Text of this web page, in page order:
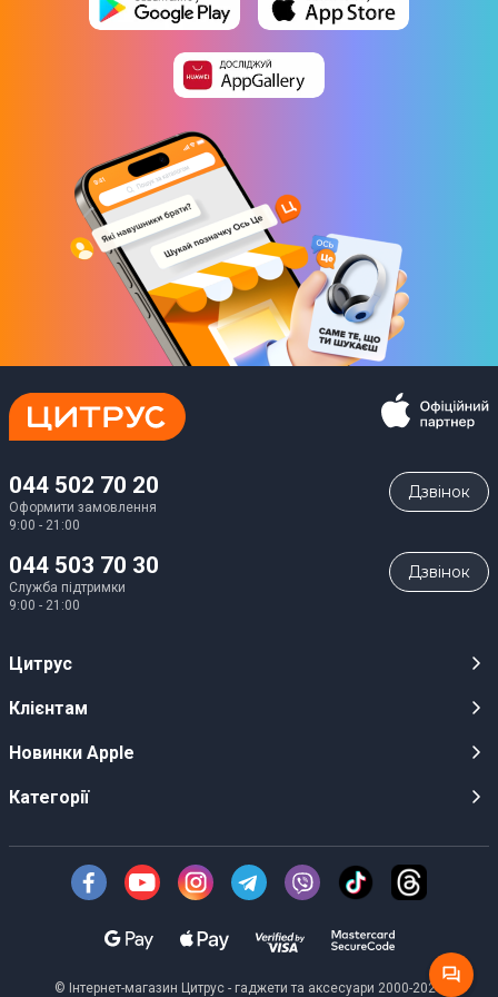
044 502 70 20
Оформити замовлення
9:00 - 21:00
Дзвiнок
044 503 70 30
Служба підтримки
9:00 - 21:00
Дзвiнок
Цитрус
Кар’єра
Оптовим клієнтам
Про Компанію
Безготівковий розрахунок
Клієнтам
Публічні оферти
Інструкції та прошивки
Доставка
Новинки Apple
iPhone 17
iPhone Air
Категорії
Техніка Apple
Смартфони
Техніка для кухні
© Інтернет-магазин Цитрус - гаджети та аксесуари 2000-2026